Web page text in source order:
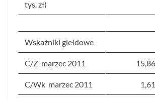
tys. zł)
Wskaźniki giełdowe
C/Z marzec 2011 15,86
C/Wk marzec 2011 1,61